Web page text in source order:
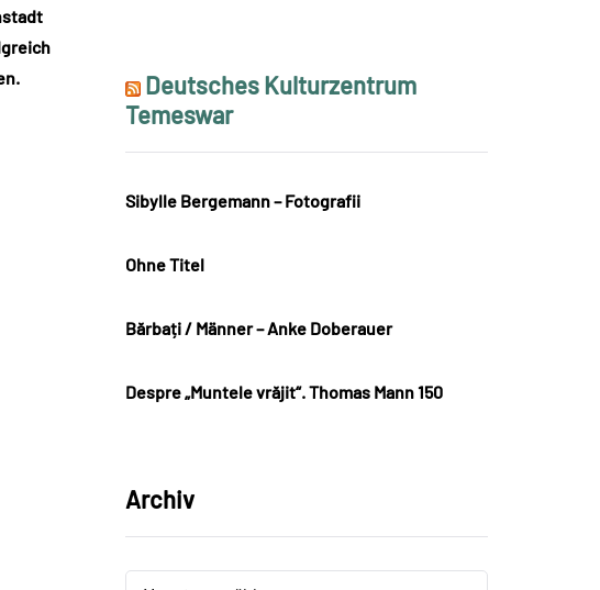
Deutsches Kulturzentrum
Temeswar
Sibylle Bergemann – Fotografii
Ohne Titel
Bărbați / Männer – Anke Doberauer
Despre „Muntele vrăjit“. Thomas Mann 150
Archiv
Archiv
Archiv